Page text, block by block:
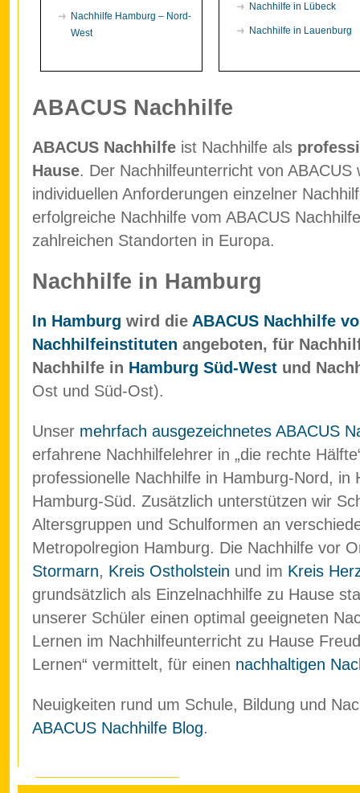
Nachhilfe Hamburg – Nord-
West
Nachhilfe in Lübeck
Nachhilfe in Lauenburg
ABACUS Nachhilfe
ABACUS Nachhilfe ist Nachhilfe als
Hause. Der Nachhilfeunterricht von
individuellen Anforderungen einzelner
erfolgreiche Nachhilfe vom ABACUS
zahlreichen Standorten in Europa.
Nachhilfe in Hamburg
In Hamburg wird die ABACUS Nachhilfe
Nachhilfeinstituten angeboten, für
Nachhilfe in Hamburg Süd-West und
Ost und Süd-Ost).
Unser mehrfach ausgezeichnetes ABACUS
erfahrene Nachhilfelehrer in „die rechte
professionelle Nachhilfe in Hamburg-Nord, in
Hamburg-Süd. Zusätzlich unterstützen wir
Altersgruppen und Schulformen an
Metropolregion Hamburg. Die Nachhilfe vor
Stormarn, Kreis Ostholstein und im Kreis
grundsätzlich als Einzelnachhilfe zu Hause
unserer Schüler einen optimal geeigneten
Lernen im Nachhilfeunterricht zu Hause
Lernen“ vermittelt, für einen nachhaltigen
Neuigkeiten rund um Schule, Bildung und
ABACUS Nachhilfe Blog.